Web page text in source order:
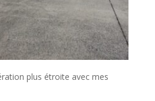
plus étroite avec mes